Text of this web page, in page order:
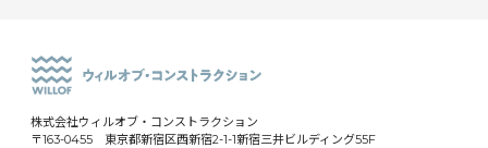
株式会社ウィルオブ・コンストラクション
〒163-0455 東京都新宿区西新宿2-1-1新宿三井ビルディング55F